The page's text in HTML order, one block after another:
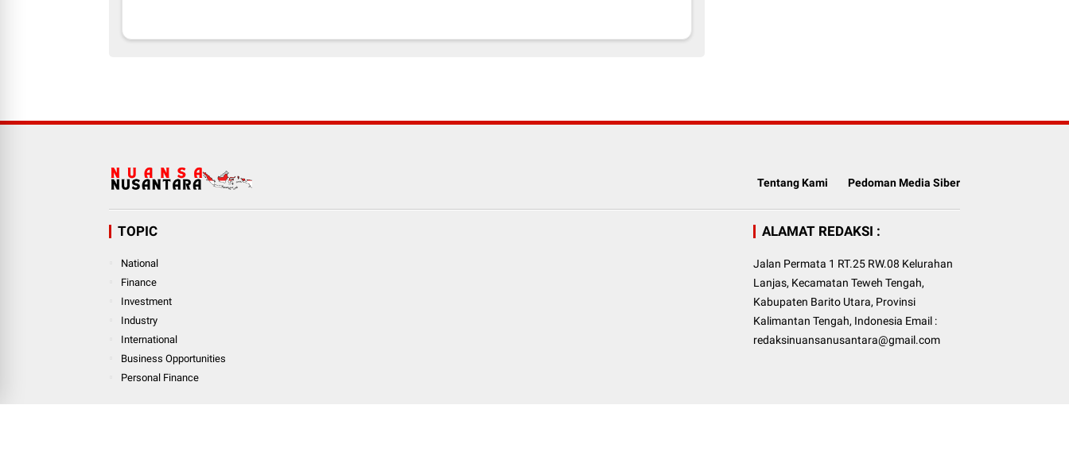
Tentang Kami Pedoman Media Siber
TOPIC
National
Finance
Investment
Industry
International
Business Opportunities
Personal Finance
ALAMAT REDAKSI :
Jalan Permata 1 RT.25 RW.08 Kelurahan
Lanjas, Kecamatan Teweh Tengah,
Kabupaten Barito Utara, Provinsi
Kalimantan Tengah, Indonesia Email :
redaksinuansanusantara@gmail.com